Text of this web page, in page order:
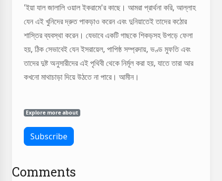
'ইয়া যাল জালালি ওয়াল ইকরামে'র কাছে। আমরা প্রার্থনা করি, আল্লাহ
যেন এই খুনিদের দ্রুত পাকড়াও করেন এবং দুনিয়াতেই তাদের কঠোর
শাস্তির ব্যবস্থা করেন। যেভাবে একটি গাছকে শিকড়সহ উপড়ে ফেলা
হয়, ঠিক সেভাবেই যেন ইসরায়েল, পাপিষ্ঠ সম্প্রদায়, ভণ্ড মুফতি এবং
তাদের দুষ্ট অনুসারীদের এই পৃথিবী থেকে নির্মূল করা হয়, যাতে তারা আর
কখনো মাথাচাড়া দিয়ে উঠতে না পারে। আমীন।
Explore more about
Comments